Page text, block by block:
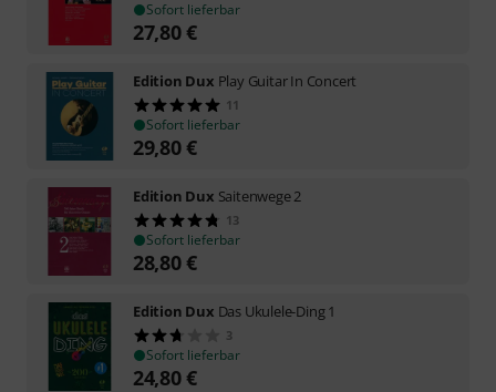
Sofort lieferbar
27,80€
Edition Dux Play Guitar In Concert
11
Sofort lieferbar
29,80€
Edition Dux Saitenwege 2
13
Sofort lieferbar
28,80€
Edition Dux Das Ukulele-Ding 1
3
Sofort lieferbar
24,80€